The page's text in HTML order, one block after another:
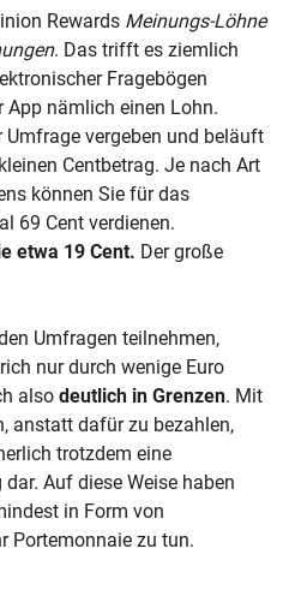
Rewards Meinungs-Löhne
. Das trifft es ziemlich
Fragebögen
App nämlich einen Lohn.
vergeben und beläuft
Centbetrag. Je nach Art
können Sie für das
69 Cent verdienen.
etwa 19 Cent. Der große
Umfragen teilnehmen,
nur durch wenige Euro
also deutlich in Grenzen. Mit
anstatt dafür zu bezahlen,
trotzdem eine
Auf diese Weise haben
in Form von
Portemonnaie zu tun.